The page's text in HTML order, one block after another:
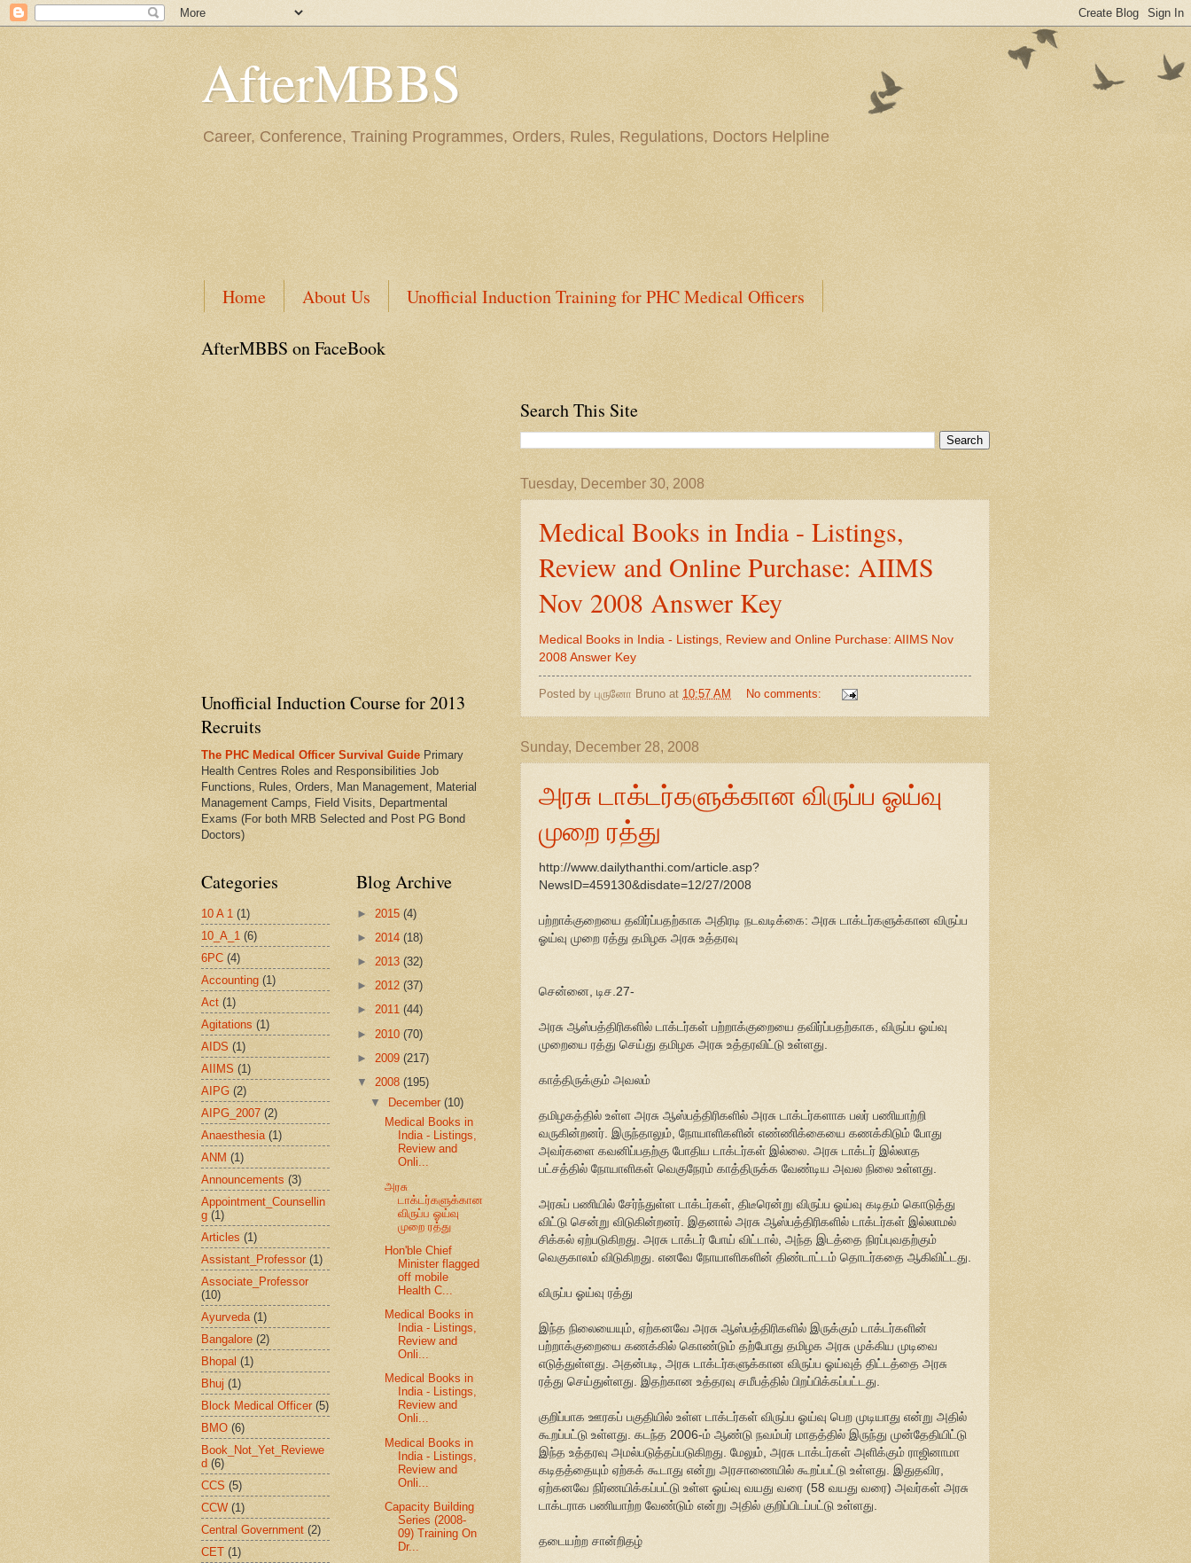
AfterMBBS
Career, Conference, Training Programmes, Orders, Rules, Regulations, Doctors Helpline
Home About Us Unofficial Induction Training for PHC Medical Officers
Search This Site
Tuesday, December 30, 2008
Medical Books in India - Listings,
Review and Online Purchase: AIIMS
Nov 2008 Answer Key
Medical Books in India - Listings, Review and Online Purchase: AIIMS Nov
2008 Answer Key
Posted by புருனோ Bruno at 10:57 AM No comments:
Sunday, December 28, 2008
அரசு டாக்டர்களுக்கான விருப்ப ஓய்வு
முறை ரத்து
http://www.dailythanthi.com/article.asp?
NewsID=459130&disdate=12/27/2008
பற்றாக்குறையை தவிர்ப்பதற்காக அதிரடி நடவடிக்கை: அரசு டாக்டர்களுக்கான விருப்ப
ஓய்வு முறை ரத்து தமிழக அரசு உத்தரவு
சென்னை, டிச.27-
அரசு ஆஸ்பத்திரிகளில் டாக்டர்கள் பற்றாக்குறையை தவிர்ப்பதற்காக, விருப்ப ஓய்வு
முறையை ரத்து செய்து தமிழக அரசு உத்தரவிட்டு உள்ளது.
காத்திருக்கும் அவலம்
தமிழகத்தில் உள்ள அரசு ஆஸ்பத்திரிகளில் அரசு டாக்டர்களாக பலர் பணியாற்றி
வருகின்றனர். இருந்தாலும், நோயாளிகளின் எண்ணிக்கையை கணக்கிடும் போது
அவர்களை கவனிப்பதற்கு போதிய டாக்டர்கள் இல்லை. அரசு டாக்டர் இல்லாத
பட்சத்தில் நோயாளிகள் வெகுநேரம் காத்திருக்க வேண்டிய அவல நிலை உள்ளது.
அரசுப் பணியில் சேர்ந்துள்ள டாக்டர்கள், திடீரென்று விருப்ப ஓய்வு கடிதம் கொடுத்து
விட்டு சென்று விடுகின்றனர். இதனால் அரசு ஆஸ்பத்திரிகளில் டாக்டர்கள் இல்லாமல்
சிக்கல் ஏற்படுகிறது. அரசு டாக்டர் போய் விட்டால், அந்த இடத்தை நிரப்புவதற்கும்
வெகுகாலம் விடுகிறது. எனவே நோயாளிகளின் திண்டாட்டம் தொடர்கதை ஆகிவிட்டது.
விருப்ப ஓய்வு ரத்து
இந்த நிலையையும், ஏற்கனவே அரசு ஆஸ்பத்திரிகளில் இருக்கும் டாக்டர்களின்
பற்றாக்குறையை கணக்கில் கொண்டும் தற்போது தமிழக அரசு முக்கிய முடிவை
எடுத்துள்ளது. அதன்படி, அரசு டாக்டர்களுக்கான விருப்ப ஓய்வுத் திட்டத்தை அரசு
ரத்து செய்துள்ளது. இதற்கான உத்தரவு சமீபத்தில் பிறப்பிக்கப்பட்டது.
குறிப்பாக ஊரகப் பகுதியில் உள்ள டாக்டர்கள் விருப்ப ஓய்வு பெற முடியாது என்று அதில்
கூறப்பட்டு உள்ளது. கடந்த 2006-ம் ஆண்டு நவம்பர் மாதத்தில் இருந்து முன்தேதியிட்டு
இந்த உத்தரவு அமல்படுத்தப்படுகிறது. மேலும், அரசு டாக்டர்கள் அளிக்கும் ராஜினாமா
கடிதத்தையும் ஏற்கக் கூடாது என்று அரசாணையில் கூறப்பட்டு உள்ளது. இதுதவிர,
ஏற்கனவே நிர்ணயிக்கப்பட்டு உள்ள ஓய்வு வயது வரை (58 வயது வரை) அவர்கள் அரசு
டாக்டராக பணியாற்ற வேண்டும் என்று அதில் குறிப்பிடப்பட்டு உள்ளது.
தடையற்ற சான்றிதழ்
AfterMBBS on FaceBook
Unofficial Induction Course for 2013
Recruits
The PHC Medical Officer Survival Guide Primary
Health Centres Roles and Responsibilities Job
Functions, Rules, Orders, Man Management, Material
Management Camps, Field Visits, Departmental
Exams (For both MRB Selected and Post PG Bond
Doctors)
Categories
10 A 1 (1)
10_A_1 (6)
6PC (4)
Accounting (1)
Act (1)
Agitations (1)
AIDS (1)
AIIMS (1)
AIPG (2)
AIPG_2007 (2)
Anaesthesia (1)
ANM (1)
Announcements (3)
Appointment_Counsellin
g (1)
Articles (1)
Assistant_Professor (1)
Associate_Professor
(10)
Ayurveda (1)
Bangalore (2)
Bhopal (1)
Bhuj (1)
Block Medical Officer (5)
BMO (6)
Book_Not_Yet_Reviewe
d (6)
CCS (5)
CCW (1)
Central Government (2)
CET (1)
Blog Archive
► 2015 (4)
► 2014 (18)
► 2013 (32)
► 2012 (37)
► 2011 (44)
► 2010 (70)
► 2009 (217)
▼ 2008 (195)
▼
December(10)
Medical Books in
India - Listings,
Review and
Onli...
அரசு
டாக்டர்களுக்கான
விருப்ப ஓய்வு
முறை ரத்து
Hon'ble Chief
Minister flagged
off mobile
Health C...
Medical Books in
India - Listings,
Review and
Onli...
Medical Books in
India - Listings,
Review and
Onli...
Medical Books in
India - Listings,
Review and
Onli...
Capacity Building
Series (2008-
09) Training On
Dr...